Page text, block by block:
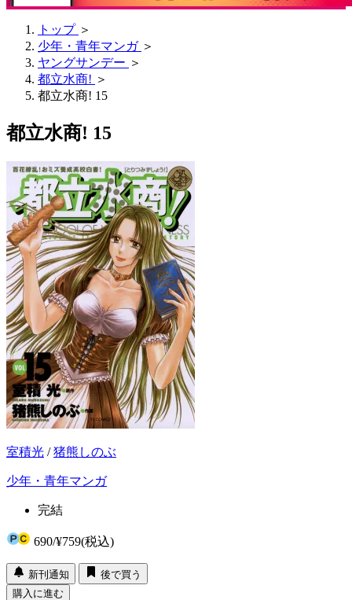
トップ ＞
少年・青年マンガ ＞
ヤングサンデー ＞
都立水商! ＞
都立水商! 15
都立水商! 15
室積光 /猪熊しのぶ
少年・青年マンガ
完結
690/¥759(税込)
新刊通知
後で買う
購入に進む